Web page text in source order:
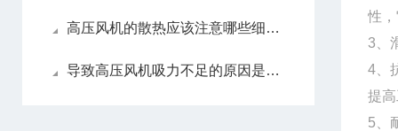
高压风机的散热应该注意哪些细节？
导致高压风机吸力不足的原因是什么？
性
3、
4、
提
5、